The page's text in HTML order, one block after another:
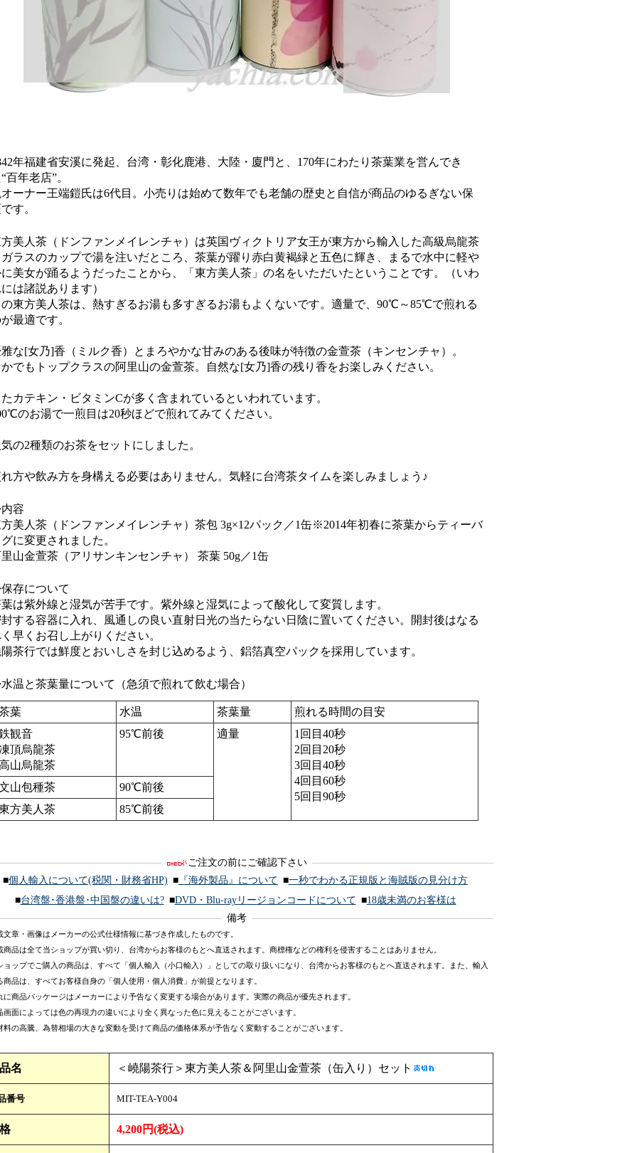
年福建省安溪に発起、台湾・彰化鹿港、大陸・廈門と、170年にわたり茶葉業を営んでき
百年老店”。
ーナー王端鎧氏は6代目。小売りは始めて数年でも老舗の歴史と自信が商品のゆるぎない保
す。
美人茶（ドンファンメイレンチャ）は英国ヴィクトリア女王が東方から輸入した高級烏龍茶
ラスのカップで湯を注いだところ、茶葉が躍り赤白黄褐緑と五色に輝き、まるで水中に軽や
美女が踊るようだったことから、「東方美人茶」の名をいただいたということです。（いわ
は諸説あります）
東方美人茶は、熱すぎるお湯も多すぎるお湯もよくないです。適量で、90℃～85℃で煎れる
最適です。
な[女乃]香（ミルク香）とまろやかな甘みのある後味が特徴の金萱茶（キンセンチャ）。
でもトップクラスの阿里山の金萱茶。自然な[女乃]香の残り香をお楽しみください。
カテキン・ビタミンCが多く含まれているといわれています。
のお湯で一煎目は20秒ほどで煎れてみてください。
の2種類のお茶をセットにしました。
方や飲み方を身構える必要はありません。気軽に台湾茶タイムを楽しみましょう♪
容
美人茶（ドンファンメイレンチャ）茶包 3g×12パック／1缶※2014年初春に茶葉からティーバ
に変更されました。
山金萱茶（アリサンキンセンチャ） 茶葉 50g／1缶
存について
は紫外線と湿気が苦手です。紫外線と湿気によって酸化して変質します。
する容器に入れ、風通しの良い直射日光の当たらない日陰に置いてください。開封後はなる
早くお召し上がりください。
茶行では鮮度とおいしさを封じ込めるよう、鋁箔真空パックを採用しています。
温と茶葉量について（急須で煎れて飲む場合）
葉 水温 茶葉量
煎れる時間の目安
観音
頂烏龍茶
山烏龍茶
95℃前後 適量
1回目40秒
2回目20秒
3回目40秒
4回目60秒
5回目90秒
山包種茶
90℃前後
方美人茶
85℃前後
ご注文の前にご確認下さい
■個人輸入について(税関・財務省HP) ■ 『海外製品』について ■一秒でわかる正規版と海賊版の見分け方
■台湾盤･香港盤･中国盤の違いは? ■DVD・Blu-rayリージョンコードについて ■18歳未満のお客様は
備考
章・画像はメーカーの公式仕様情報に基づき作成したものです。
品は全て当ショップが買い切り、台湾からお客様のもとへ直送されます。商標権などの権利を侵害することはありません。
ップでご購入の商品は、すべて「個人輸入（小口輸入）」としての取り扱いになり、台湾からお客様のもとへ直送されます。また、輸入
商品は、すべてお客様自身の「個人使用・個人消費」が前提となります。
商品パッケージはメーカーにより予告なく変更する場合があります。実際の商品が優先されます。
面によっては色の再現力の違いにより全く異なった色に見えることがございます。
の高騰、為替相場の大きな変動を受けて商品の価格体系が予告なく変動することがございます。
名 ＜嶢陽茶行＞東方美人茶＆阿里山金萱茶（缶入り）セット
番号 MIT-TEA-Y004
4,200円(税込)